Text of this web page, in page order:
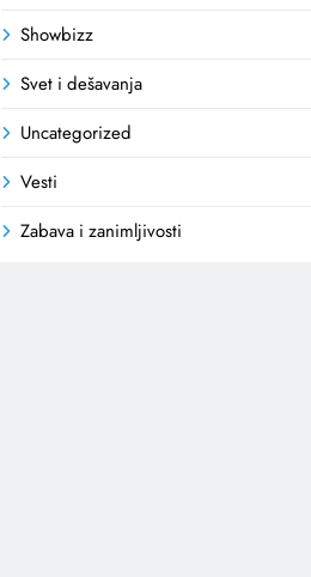
Showbizz
Svet i dešavanja
Uncategorized
Vesti
Zabava i zanimljivosti